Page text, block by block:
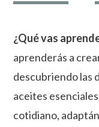
de
(online
en
directo
y
¿Qué vas
aprenderás a
descubriendo las
aceites
cotidiano,